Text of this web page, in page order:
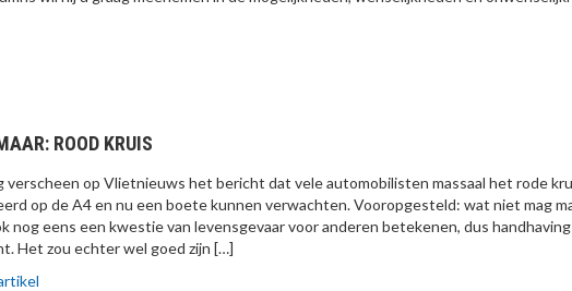
ROOD KRUIS
verscheen op Vlietnieuws het bericht dat vele automobilisten massaal het rode
op de A4 en nu een boete kunnen verwachten. Vooropgesteld: wat niet mag
nog eens een kwestie van levensgevaar voor anderen betekenen, dus handhaving
Het zou echter wel goed zijn […]